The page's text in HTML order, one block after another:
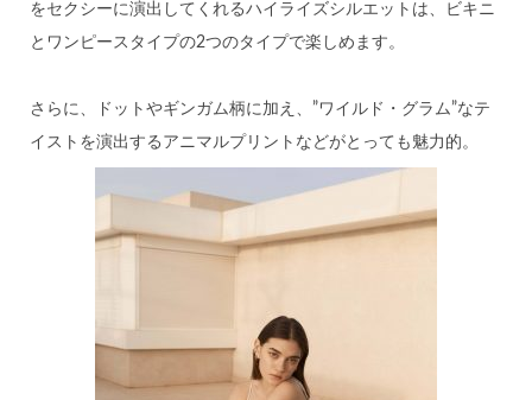
をセクシーに演出してくれるハイライズシルエットは、ビキニ
とワンピースタイプの2つのタイプで楽しめます。
さらに、ドットやギンガム柄に加え、”ワイルド・グラム”なテ
イストを演出するアニマルプリントなどがとっても魅力的。